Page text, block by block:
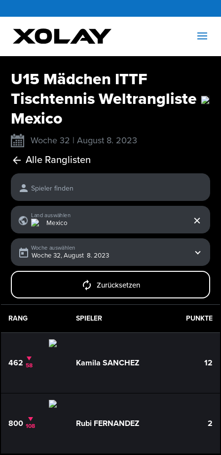
U15 Mädchen ITTF
Tischtennis Weltrangliste
Mexico
Woche 32 | August 8. 2023
Alle Ranglisten
Spieler finden
Land auswählen
Woche auswählen
Zurücksetzen
RANG SPIELER PUNKTE
462 58 Kamila SANCHEZ 12
800 108 Rubi FERNANDEZ 2